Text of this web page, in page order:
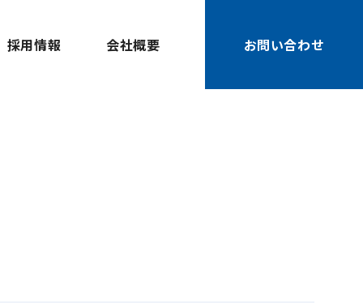
採用情報 会社概要 お問い合わせ